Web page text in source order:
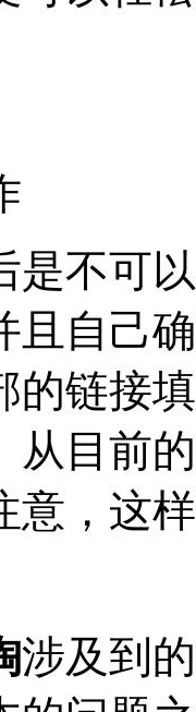
是不可
且自己
的链接
从目前
意，这
涉及到